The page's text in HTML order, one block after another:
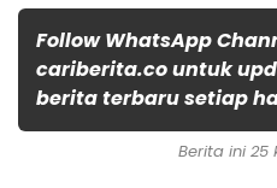
Follow WhatsApp
cariberita.co untuk
berita terbaru setiap
Berita ini